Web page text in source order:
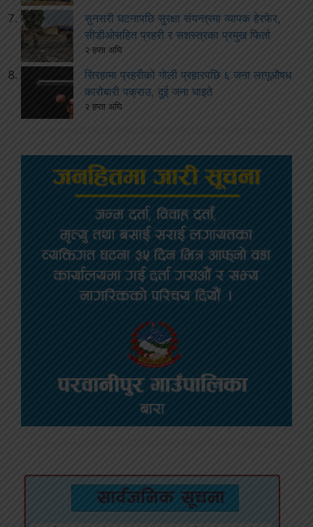
सुनसरी घटनापछि सुरक्षा संयन्त्रमा व्यापक हेरफेर,
सीडीओसहित प्रहरी र सशस्त्रका प्रमुख फिर्ता
२ हप्ता अघि
सिरहामा प्रहरीको गोली प्रहारपछि ६ जना लागूऔषध
कारोबारी पक्राउ, दुई जना घाइते
२ हप्ता अघि